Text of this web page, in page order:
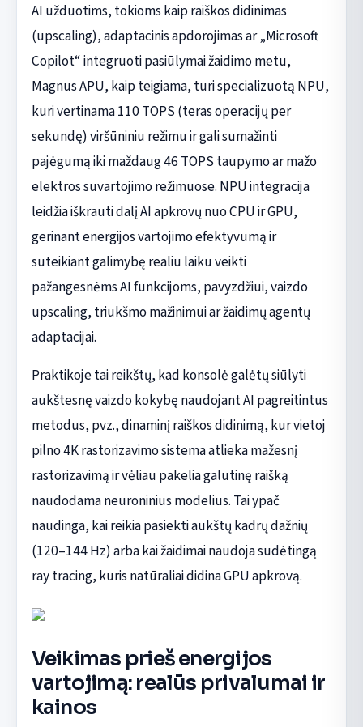
AI užduotims, tokioms kaip raiškos didinimas
(upscaling), adaptacinis apdorojimas ar „Microsoft
Copilot“ integruoti pasiūlymai žaidimo metu,
Magnus APU, kaip teigiama, turi specializuotą NPU,
kuri vertinama 110 TOPS (teras operacijų per
sekundę) viršūniniu režimu ir gali sumažinti
pajėgumą iki maždaug 46 TOPS taupymo ar mažo
elektros suvartojimo režimuose. NPU integracija
leidžia iškrauti dalį AI apkrovų nuo CPU ir GPU,
gerinant energijos vartojimo efektyvumą ir
suteikiant galimybę realiu laiku veikti
pažangesnėms AI funkcijoms, pavyzdžiui, vaizdo
upscaling, triukšmo mažinimui ar žaidimų agentų
adaptacijai.
Praktikoje tai reikštų, kad konsolė galėtų siūlyti
aukštesnę vaizdo kokybę naudojant AI pagreitintus
metodus, pvz., dinaminį raiškos didinimą, kur vietoj
pilno 4K rastorizavimo sistema atlieka mažesnį
rastorizavimą ir vėliau pakelia galutinę raišką
naudodama neuroninius modelius. Tai ypač
naudinga, kai reikia pasiekti aukštų kadrų dažnių
(120–144 Hz) arba kai žaidimai naudoja sudėtingą
ray tracing, kuris natūraliai didina GPU apkrovą.
Veikimas prieš energijos
vartojimą: realūs privalumai ir
kainos